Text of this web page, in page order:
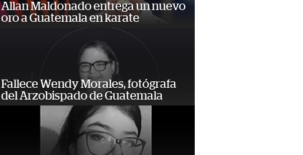
Allan Maldonado entrega un nuevo
oro a Guatemala en karate
Fallece Wendy Morales, fotógrafa
del Arzobispado de Guatemala